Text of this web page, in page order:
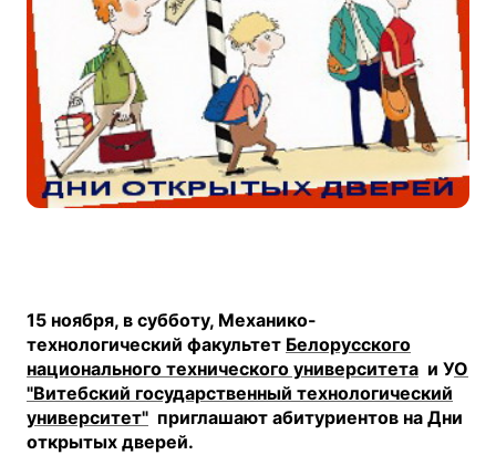
15 ноября, в субботу, Механико-
технологический факультет Белорусского
национального технического университета и УО
"Витебский государственный технологический
университет" приглашают абитуриентов на Дни
открытых дверей.